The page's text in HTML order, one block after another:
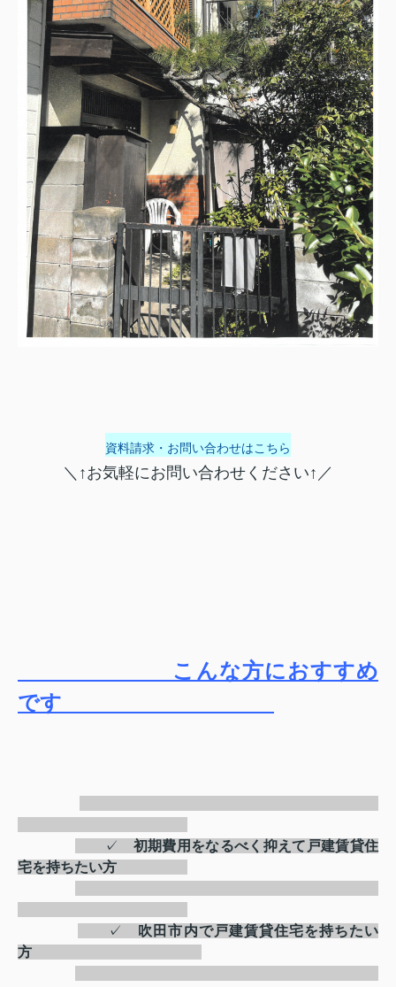
資料請求・お問い合わせはこちら
＼↑お気軽にお問い合わせください↑／
こんな方におすすめ
です
✓ 初期費用をなるべく抑えて戸建賃貸住
宅を持ちたい方
✓ 吹田市内で戸建賃貸住宅を持ちたい
方